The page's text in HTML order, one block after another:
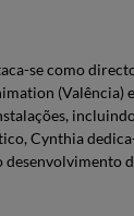
se como
Cynthia